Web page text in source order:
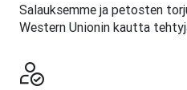
Salauksemme ja petosten
Western Unionin kautta